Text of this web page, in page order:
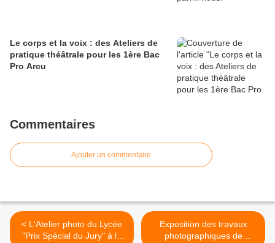
Le corps et la voix : des Ateliers de
pratique théâtrale pour les 1ère Bac
Pro Arcu
Commentaires
Ajouter un commentaire
< L'Atelier photo du Lycée
"Prix Spécial du Jury" à la
Exposition des travaux
photographiques de